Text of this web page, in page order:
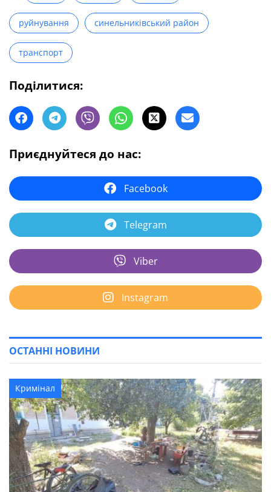
руйнування синельниківський район
транспорт
Поділитися:
Приєднуйтеся до нас:
Facebook
Telegram
Viber
Instagram
ОСТАННІ НОВИНИ
Кримінал